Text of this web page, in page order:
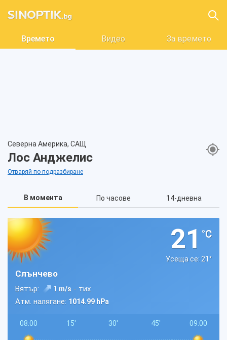
Времето Видео За времето
Северна Америка, САЩ
Лос Анджелис
Отваряй по подразбиране
В момента По часове 14-дневна
21 °C
Усеща се: 21°
Слънчево
Вятър: 1 m/s - тих
Атм. налягане: 1014.99 hPa
08:00 15' 30' 45' 09:00